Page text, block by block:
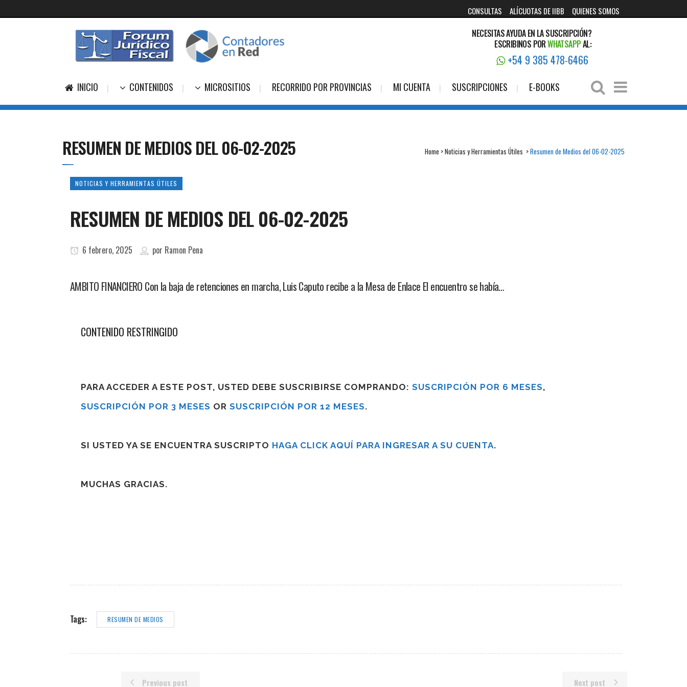
CONSULTAS ALÍCUOTAS DE IIBB QUIENES SOMOS
NECESITAS AYUDA EN LA SUSCRIPCIÓN?
ESCRIBINOS PORWHATSAPPAL:
+54 9 385 478-6466
INICIO CONTENIDOS MICROSITIOS RECORRIDO POR PROVINCIAS MI CUENTA SUSCRIPCIONES E-BOOKS
RESUMEN DE MEDIOS DEL 06-02-2025 Home >Noticias y Herramientas Útiles >Resumen de Medios del 06-02-2025
NOTICIAS Y HERRAMIENTAS ÚTILES
RESUMEN DE MEDIOS DEL 06-02-2025
6 febrero, 2025 por Ramon Pena
AMBITO FINANCIERO Con la baja de retenciones en marcha, Luis Caputo recibe a la Mesa de Enlace El encuentro se había…
CONTENIDO RESTRINGIDO
PARA ACCEDER A ESTE POST, USTED DEBE SUSCRIBIRSE COMPRANDO: SUSCRIPCIÓN POR 6 MESES,
SUSCRIPCIÓN POR 3 MESES OR SUSCRIPCIÓN POR 12 MESES.
SI USTED YA SE ENCUENTRA SUSCRIPTO HAGA CLICK AQUÍ PARA INGRESAR A SU CUENTA.
MUCHAS GRACIAS.
Tags: RESUMEN DE MEDIOS
Previous post Next post